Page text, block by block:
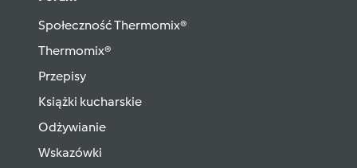
Społeczność Thermomix®
Thermomix®
Przepisy
Książki kucharskie
Odżywianie
Wskazówki